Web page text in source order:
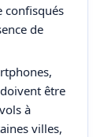
confisqués
de
être
à
villes,